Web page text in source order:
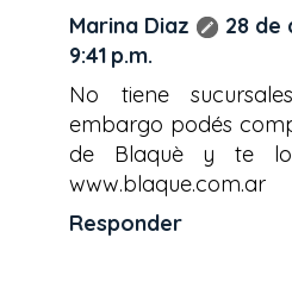
Marina Diaz
28 de
9:41 p.m.
No tiene
embargo podés
de Blaquè y te lo
www.blaque.com.ar
Responder